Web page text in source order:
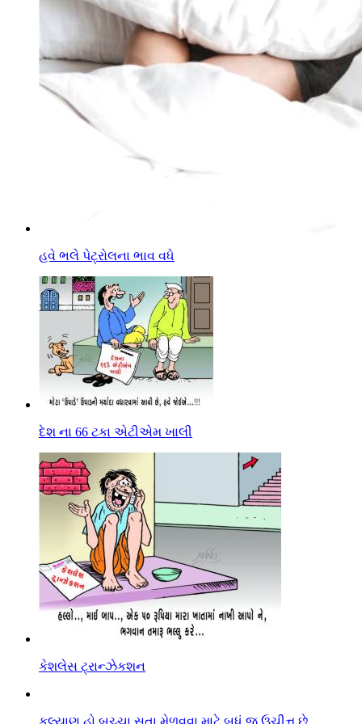
હવે ભલે પેટ્રોલના ભાવ વધે
દેશ ના 66 ટકા એટીએમ ખાલી
કેશલેસ ટ્રાન્ઝેકશન
કલ્યાણ હો બચ્ચા સતા મેળવવા માટે બધું જ ઉચીત્ત છે.